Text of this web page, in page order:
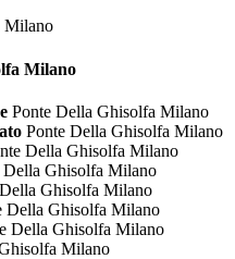
Milano
Ponte Della Ghisolfa Milano
Ponte Della Ghisolfa Milano
Della Ghisolfa Milano
Della Ghisolfa Milano
Ghisolfa Milano
Della Ghisolfa Milano
Della Ghisolfa Milano
Milano